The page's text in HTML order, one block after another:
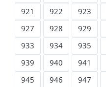
921
922 923
927
928 929
933
934 935
939
940 941
945
946 947